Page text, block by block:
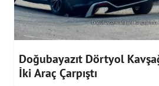
Doğubayazıt Dörtyol
İki Araç Çarpıştı